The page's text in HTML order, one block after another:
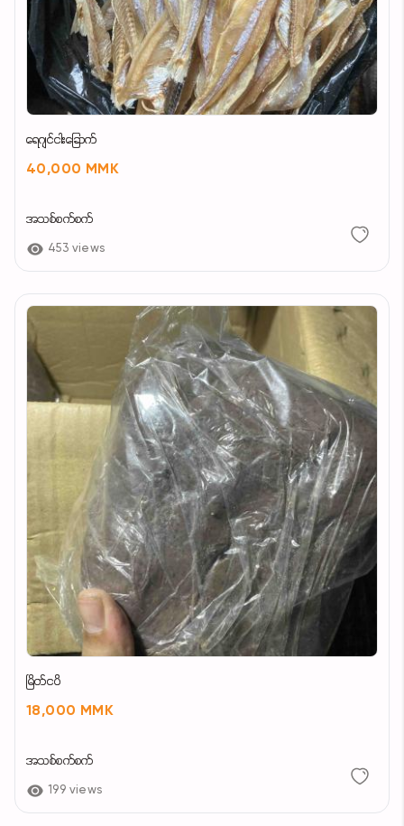
ရေဂျင်ငါးခြောက်
40,000 MMK
အသစ်စက်စက်
453 views
မြိတ်ငပိ
18,000 MMK
အသစ်စက်စက်
199 views